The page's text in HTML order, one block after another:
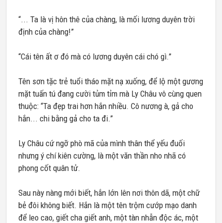
“... Ta là vị hôn thê của chàng, là mối lương duyên trời
định của chàng!”
“Cái tên ất ơ đó mà có lương duyên cái chó gì.”
Tên sơn tặc trẻ tuổi tháo mặt nạ xuống, để lộ một gương
mặt tuấn tú đang cười tủm tỉm mà Ly Châu vô cùng quen
thuộc: “Ta đẹp trai hơn hắn nhiều. Cô nương à, gả cho
hắn... chi bằng gả cho ta đi.”
Ly Châu cứ ngỡ phò mã của mình thân thể yếu đuối
nhưng ý chí kiên cường, là một văn thần nho nhã có
phong cốt quân tử.
Sau này nàng mới biết, hắn lớn lên nơi thôn dã, một chữ
bẻ đôi không biết. Hắn là một tên trộm cướp mạo danh
để leo cao, giết cha giết anh, một tàn nhẫn độc ác, một